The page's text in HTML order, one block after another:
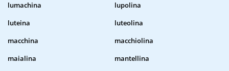
lumachina
lupolina
luteina
luteolina
macchina
macchiolina
maialina
mantellina